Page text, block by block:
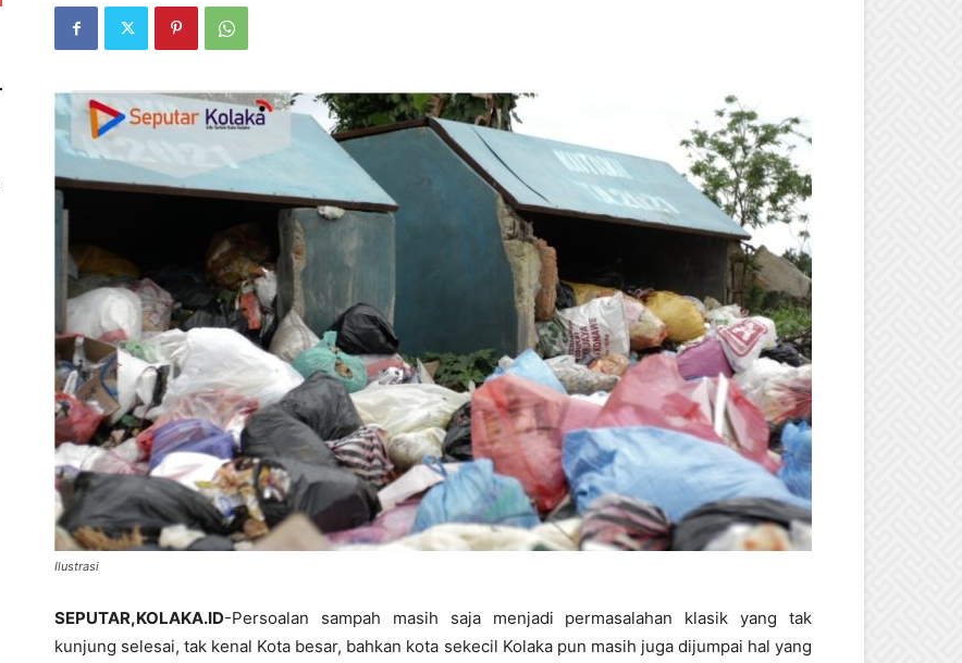
Ilustrasi
SEPUTAR,KOLAKA.ID-Persoalan sampah masih saja menjadi permasalahan klasik yang tak
kunjung selesai, tak kenal Kota besar, bahkan kota sekecil Kolaka pun masih juga dijumpai hal yang